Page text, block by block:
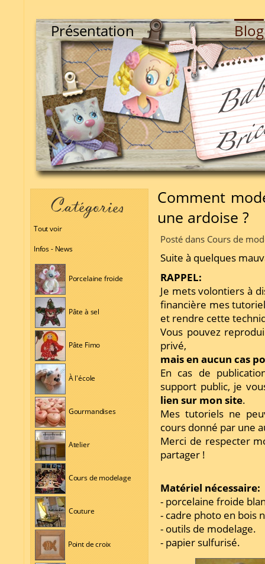
Présentation Blog
Tout voir
Infos - News
Porcelaine froide
Pâte à sel
Pâte Fimo
À l'école
Gourmandises
Atelier
Cours de modelage
Couture
Point de croix
Comment
une ardoise ?
Posté dans Cours de
Suite à quelques
RAPPEL:
Je mets volontiers à
financière mes
et rendre cette
Vous pouvez
privé,
mais en aucun cas
En cas de
support public, je
lien sur mon site.
Mes tutoriels ne
cours donné par une
Merci de respecter
partager !
Matériel nécessaire:
- porcelaine froide
- cadre photo en bois
- outils de modelage.
- papier sulfurisé.